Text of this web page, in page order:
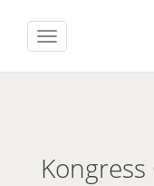
Kongress